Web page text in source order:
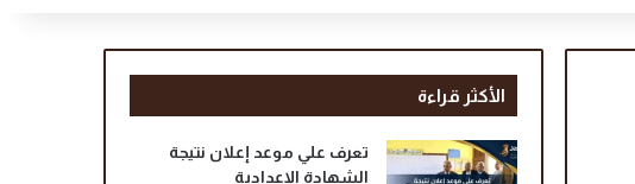
الأكثر قراءة
تعرف علي موعد إعلان نتيجة
الشهادة الإعدادية